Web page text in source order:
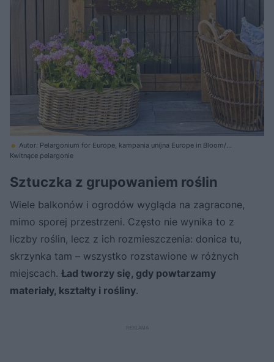
Autor: Pelargonium for Europe, kampania unijna Europe in Bloom/
Materiały prasowe
Kwitnące pelargonie
Sztuczka z grupowaniem roślin
Wiele balkonów i ogrodów wygląda na zagracone,
mimo sporej przestrzeni. Często nie wynika to z
liczby roślin, lecz z ich rozmieszczenia: donica tu,
skrzynka tam – wszystko rozstawione w różnych
miejscach. Ład tworzy się, gdy powtarzamy
materiały, kształty i rośliny.